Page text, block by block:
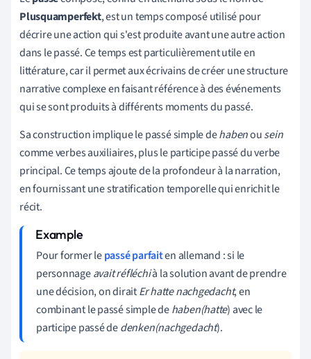
Plusquamperfekt, est un temps composé utilisé pour
décrire une action qui s'est produite avant une autre action
dans le passé. Ce temps est particulièrement utile en
littérature, car il permet aux écrivains de créer une structure
narrative complexe en faisant référence à des événements
qui se sont produits à différents moments du passé.
Sa construction implique le passé simple dehabenousein
comme verbes auxiliaires, plus le participe passé du verbe
principal. Ce temps ajoute de la profondeur à la narration,
en fournissant une stratification temporelle qui enrichit le
récit.
Pour former lepassé parfaiten allemand : si le
personnageavait réfléchià la solution avant de prendre
une décision, on diraitEr hatte nachgedacht, en
combinant le passé simple dehaben(hatte) avec le
participe passé dedenken(nachgedacht).